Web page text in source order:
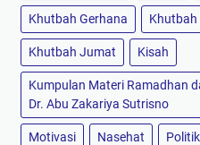
Khutbah Gerhana Khutbah
Khutbah Jumat Kisah
Kumpulan Materi Ramadhan
Dr. Abu Zakariya Sutrisno
Motivasi Nasehat Politik